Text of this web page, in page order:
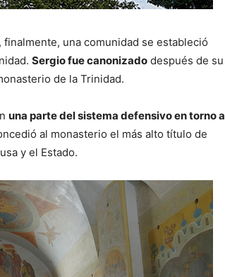
finalmente, una comunidad se estableció
Sergio fue canonizado después de su
de la Trinidad.
una parte del sistema defensivo en torno a
al monasterio el más alto título de
y el Estado.